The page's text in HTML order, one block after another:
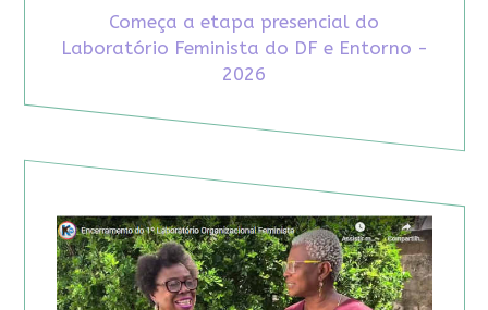
Começa a etapa presencial do
Laboratório Feminista do DF e Entorno -
2026